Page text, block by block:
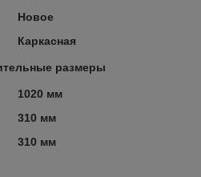
Новое
Каркасная
размеры
1020 мм
310 мм
310 мм